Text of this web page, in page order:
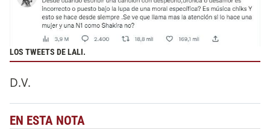
LOS TWEETS DE LALI.
D.V.
EN ESTA NOTA